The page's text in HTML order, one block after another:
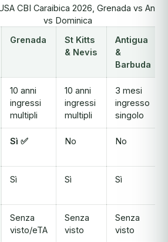
CBI Caraibica 2026, Grenada vs
vs Dominica
Grenada
St Kitts
& Nevis
Antigua
&
Barbuda
10 anni
ingressi
multipli
10 anni
ingressi
multipli
3 mesi
ingresso
singolo
Sì ✅ No No
Sì Sì Sì
Senza
visto/eTA
Senza
visto
Senza
visto